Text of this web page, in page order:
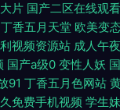
娘ts 欧美一期二期 玖玖
成人网络 国产资源网 欧
影一区 午夜私人免费电影
片 国产二区在线观看
丁香五月天堂 欧美变
视频资源站 成人午
国产a级0 变性人妖
91 丁香五月色网站
免费手机视频 学生